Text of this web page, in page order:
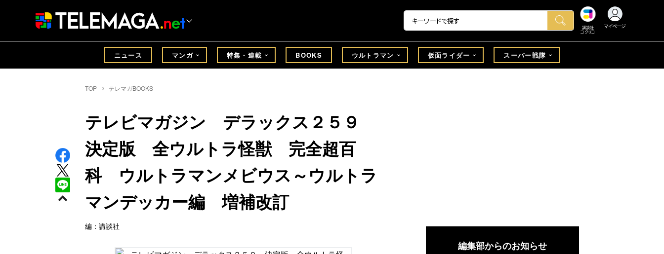
講談社
コクリコ
マイページ
ニュース マンガ 特集・連載 BOOKS ウルトラマン 仮面ライダー スーパー戦隊
TOP テレマガBOOKS
テレビマガジン デラックス２５９
決定版 全ウルトラ怪獣 完全超百
科 ウルトラマンメビウス～ウルトラ
マンデッカー編 増補改訂
編：講談社
編集部からのお知らせ